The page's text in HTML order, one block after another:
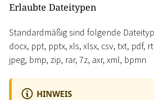
Erlaubte Dateitypen
Standardmäßig sind folgende
docx, ppt, pptx, xls, xlsx, csv, txt, pdf,
jpeg, bmp, zip, rar, 7z, axr, xml, bpmn
HINWEIS